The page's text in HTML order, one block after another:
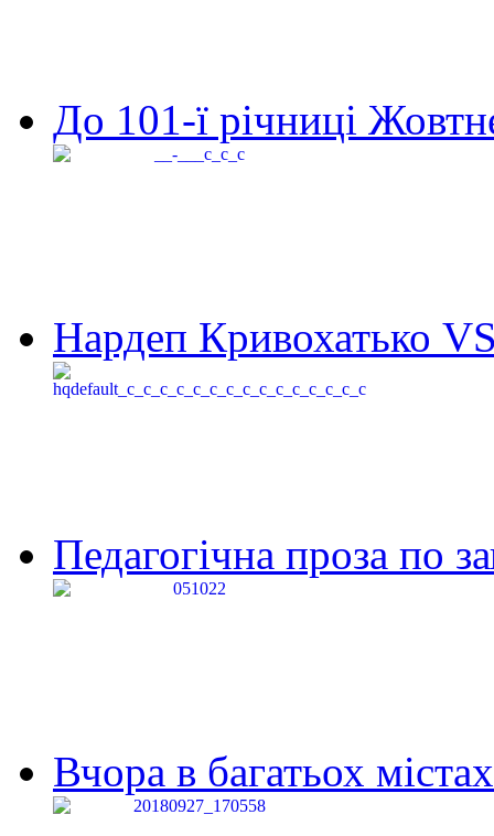
До 101-ї річниці
Нардеп Кривохатько
Педагогічна проза по
Вчора в багатьох